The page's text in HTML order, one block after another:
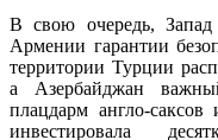
В свою очередь, Запад
Армении гарантии
территории Турции
а Азербайджан
плацдарм англо-
инвестировала